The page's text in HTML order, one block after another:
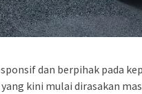
dan berpihak pada
kini mulai dirasakan